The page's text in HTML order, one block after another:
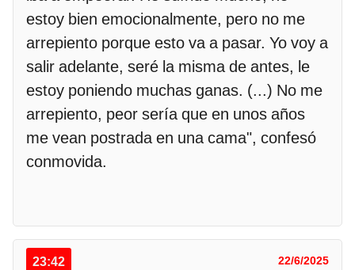
estoy bien emocionalmente, pero no me
arrepiento porque esto va a pasar. Yo voy a
salir adelante, seré la misma de antes, le
estoy poniendo muchas ganas. (...) No me
arrepiento, peor sería que en unos años
me vean postrada en una cama", confesó
conmovida.
23:42 22/6/2025